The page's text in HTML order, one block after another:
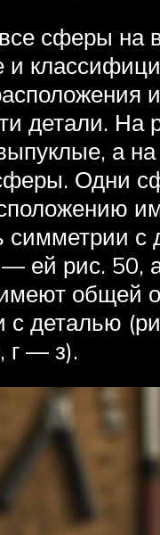
сферы на
и
детали. На
а
Одни
с
— ей рис. 50,
общей
с деталью
г — з).